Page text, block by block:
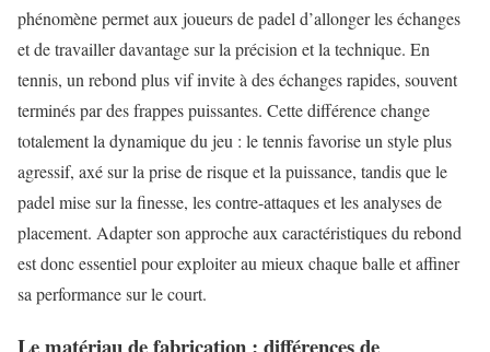
phénomène permet aux joueurs de padel d’allonger les échanges
et de travailler davantage sur la précision et la technique. En
tennis, un rebond plus vif invite à des échanges rapides, souvent
terminés par des frappes puissantes. Cette différence change
totalement la dynamique du jeu : le tennis favorise un style plus
agressif, axé sur la prise de risque et la puissance, tandis que le
padel mise sur la finesse, les contre-attaques et les analyses de
placement. Adapter son approche aux caractéristiques du rebond
est donc essentiel pour exploiter au mieux chaque balle et affiner
sa performance sur le court.